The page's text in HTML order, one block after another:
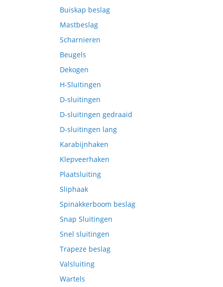
Buiskap beslag
Mastbeslag
Scharnieren
Beugels
Dekogen
H-Sluitingen
D-sluitingen
D-sluitingen gedraaid
D-sluitingen lang
Karabijnhaken
Klepveerhaken
Plaatsluiting
Sliphaak
Spinakkerboom beslag
Snap Sluitingen
Snel sluitingen
Trapeze beslag
Valsluiting
Wartels